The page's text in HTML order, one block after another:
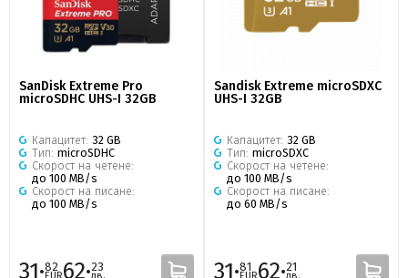
SanDisk Extreme Pro
microSDHC UHS-I 32GB
Капацитет: 32 GB
Тип: microSDHC
Скорост на четене:
до 100 MB/s
Скорост на писане:
до 100 MB/s
31·82
EUR62·23
лв.
Sandisk Extreme microSDXC
UHS-I 32GB
Капацитет: 32 GB
Тип: microSDXC
Скорост на четене:
до 100 MB/s
Скорост на писане:
до 60 MB/s
31·81
EUR62·21
лв.